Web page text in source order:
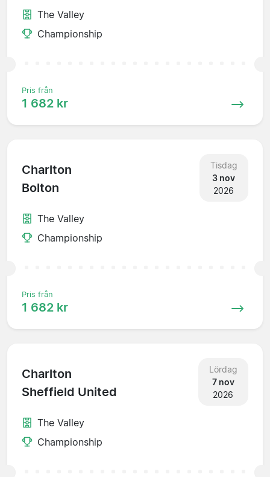
The Valley
Championship
Pris från
1 682 kr
Charlton
Bolton
Tisdag
3 nov
2026
The Valley
Championship
Pris från
1 682 kr
Charlton
Sheffield United
Lördag
7 nov
2026
The Valley
Championship